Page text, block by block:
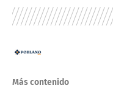
Más contenido